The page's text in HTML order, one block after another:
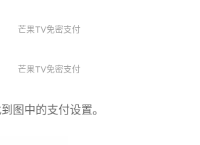
芒果TV免密支付
芒果TV免密支付
图中的支付设置。